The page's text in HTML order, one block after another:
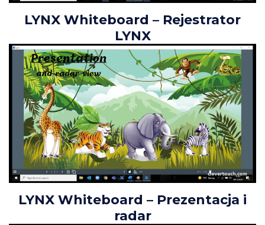
LYNX Whiteboard – Rejestrator
LYNX
LYNX Whiteboard – Prezentacja i
radar